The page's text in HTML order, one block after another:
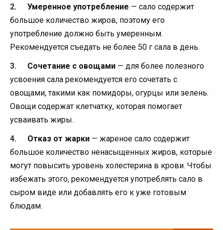
Умеренное употребление — сало содержит
большое количество жиров, поэтому его
употребление должно быть умеренным.
Рекомендуется съедать не более 50 г сала в день.
Сочетание с овощами — для более полезного
усвоения сала рекомендуется его сочетать с
овощами, такими как помидоры, огурцы или зелень.
Овощи содержат клетчатку, которая помогает
усваивать жиры.
Отказ от жарки — жареное сало содержит
большое количество ненасыщенных жиров, которые
могут повысить уровень холестерина в крови. Чтобы
избежать этого, рекомендуется употреблять сало в
сыром виде или добавлять его к уже готовым
блюдам.